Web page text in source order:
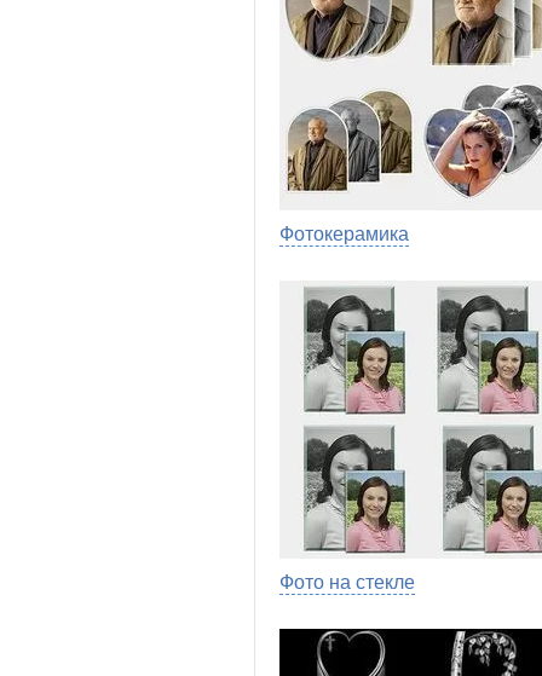
Фотокерамика
Фото на стекле